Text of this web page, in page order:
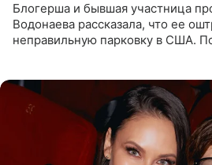
Блогерша и бывшая участница
Водонаева рассказала, что ее
неправильную парковку в США.